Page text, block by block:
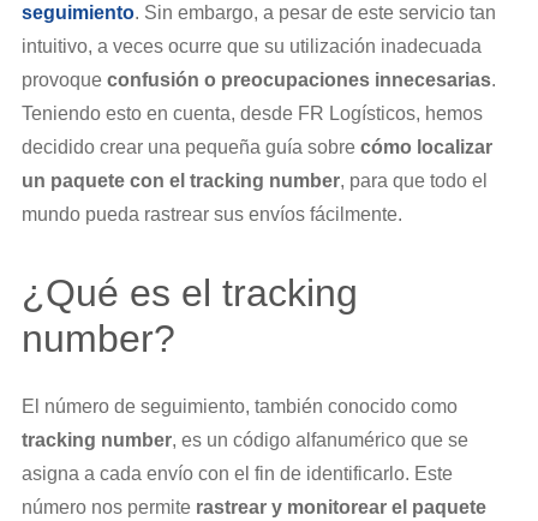
seguimiento. Sin embargo, a pesar de este servicio tan
intuitivo, a veces ocurre que su utilización inadecuada
provoque confusión o preocupaciones innecesarias.
Teniendo esto en cuenta, desde FR Logísticos, hemos
decidido crear una pequeña guía sobre cómo localizar
un paquete con el tracking number, para que todo el
mundo pueda rastrear sus envíos fácilmente.
¿Qué es el tracking
number?
El número de seguimiento, también conocido como
tracking number, es un código alfanumérico que se
asigna a cada envío con el fin de identificarlo. Este
número nos permite rastrear y monitorear el paquete